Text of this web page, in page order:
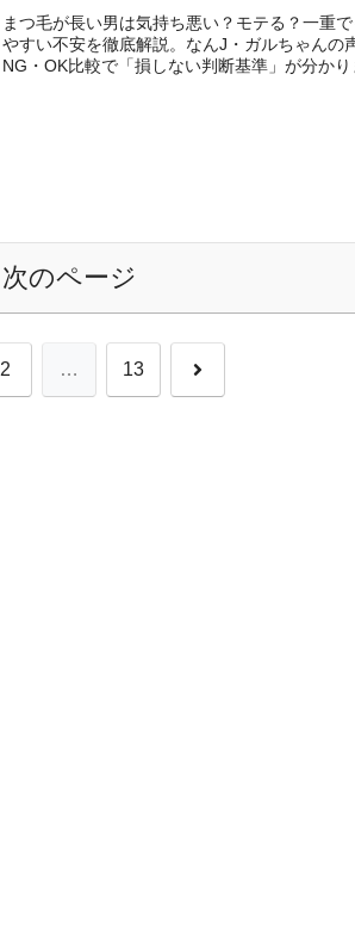
まつ毛が長い男は気持ち悪い？モテる？一重
やすい不安を徹底解説。なんJ・ガルちゃんの
NG・OK比較で「損しない判断基準」が分かり
次のページ
2 … 13 次